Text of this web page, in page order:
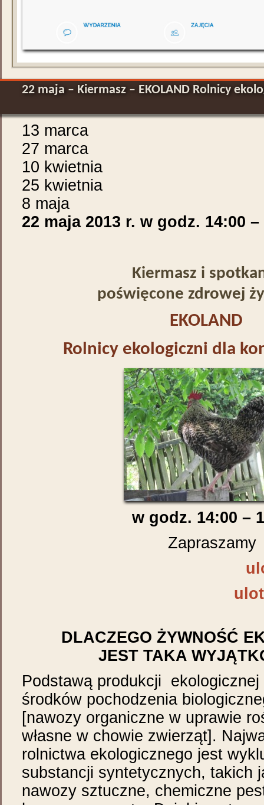
22 maja – Kiermasz – EKOLAND Rolnicy
13 marca
27 marca
10 kwietnia
25 kwietnia
8 maja
22 maja 2013 r. w godz. 14:00 –
Kiermasz i
poświęcone zdrowej
EKOLAND
Rolnicy ekologiczni dla
w godz. 14:00 –
Zapraszamy
DLACZEGO ŻYWNOŚĆ
JEST TAKA
Podstawą produkcji
środków pochodzenia
[nawozy organiczne w uprawie
własne w chowie zwierząt].
rolnictwa ekologicznego jest
substancji syntetycznych, takich
nawozy sztuczne, chemiczne